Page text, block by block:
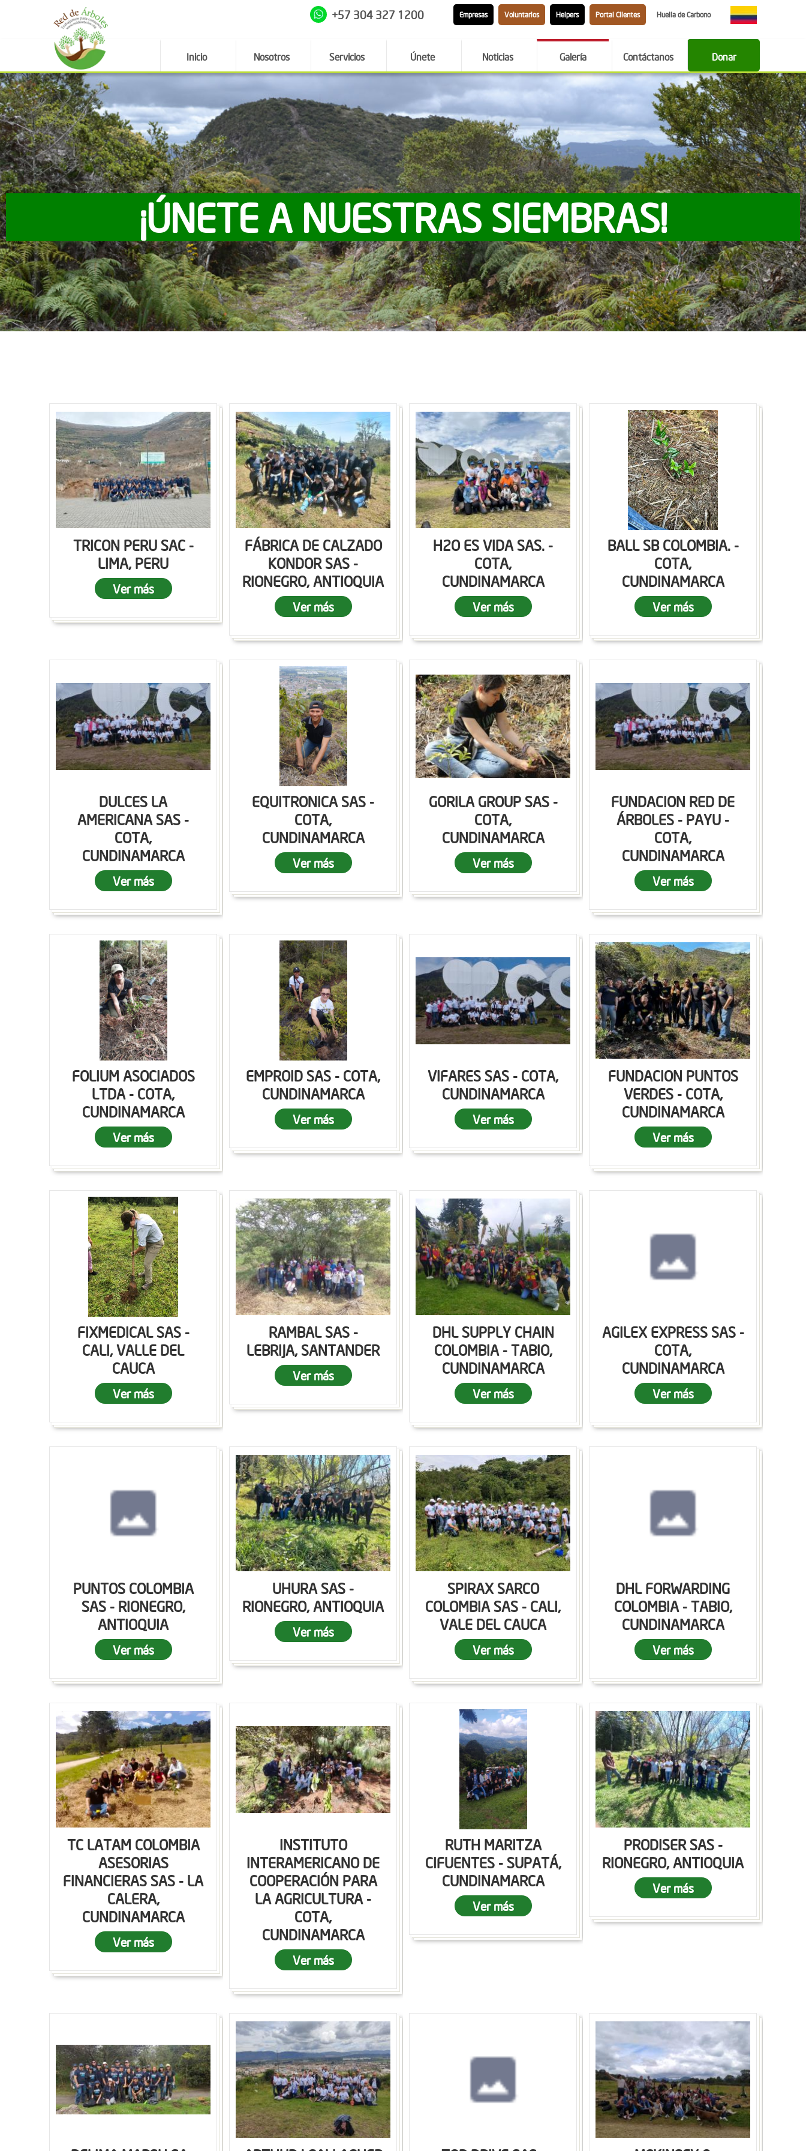
+57 304 327 1200 Empresas Voluntarios Helpers Portal Clientes Huella de Carbono
Inicio Nosotros Servicios Únete Noticias Galería Contáctanos Donar
¡ÚNETE A NUESTRAS SIEMBRAS!
TRICON PERU SAC -
LIMA, PERU
Ver más
FÁBRICA DE CALZADO
KONDOR SAS -
RIONEGRO, ANTIOQUIA
Ver más
H2O ES VIDA SAS. -
COTA,
CUNDINAMARCA
Ver más
BALL SB COLOMBIA. -
COTA,
CUNDINAMARCA
Ver más
DULCES LA
AMERICANA SAS -
COTA,
CUNDINAMARCA
Ver más
EQUITRONICA SAS -
COTA,
CUNDINAMARCA
Ver más
GORILA GROUP SAS -
COTA,
CUNDINAMARCA
Ver más
FUNDACION RED DE
ÁRBOLES - PAYU -
COTA,
CUNDINAMARCA
Ver más
FOLIUM ASOCIADOS
LTDA - COTA,
CUNDINAMARCA
Ver más
EMPROID SAS - COTA,
CUNDINAMARCA
Ver más
VIFARES SAS - COTA,
CUNDINAMARCA
Ver más
FUNDACION PUNTOS
VERDES - COTA,
CUNDINAMARCA
Ver más
FIXMEDICAL SAS -
CALI, VALLE DEL
CAUCA
Ver más
RAMBAL SAS -
LEBRIJA, SANTANDER
Ver más
DHL SUPPLY CHAIN
COLOMBIA - TABIO,
CUNDINAMARCA
Ver más
AGILEX EXPRESS SAS -
COTA,
CUNDINAMARCA
Ver más
PUNTOS COLOMBIA
SAS - RIONEGRO,
ANTIOQUIA
Ver más
UHURA SAS -
RIONEGRO, ANTIOQUIA
Ver más
SPIRAX SARCO
COLOMBIA SAS - CALI,
VALE DEL CAUCA
Ver más
DHL FORWARDING
COLOMBIA - TABIO,
CUNDINAMARCA
Ver más
TC LATAM COLOMBIA
ASESORIAS
FINANCIERAS SAS - LA
CALERA,
CUNDINAMARCA
Ver más
INSTITUTO
INTERAMERICANO DE
COOPERACIÓN PARA
LA AGRICULTURA -
COTA,
CUNDINAMARCA
Ver más
RUTH MARITZA
CIFUENTES - SUPATÁ,
CUNDINAMARCA
Ver más
PRODISER SAS -
RIONEGRO, ANTIOQUIA
Ver más